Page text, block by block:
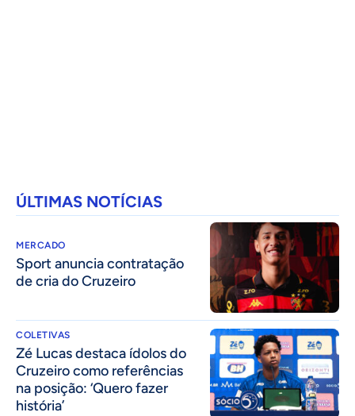
ÚLTIMAS NOTÍCIAS
MERCADO
Sport anuncia contratação
de cria do Cruzeiro
COLETIVAS
Zé Lucas destaca ídolos do
Cruzeiro como referências
na posição: ‘Quero fazer
história’